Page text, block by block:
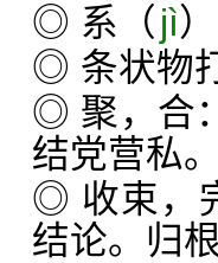
◎ 系（ jì
◎ 条状物
◎ 聚，合
结党营私。
◎ 收束，
结论。归